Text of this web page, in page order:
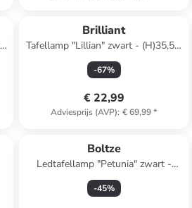
Brilliant
Tafellamp "Lillian" zwart - (H)35,5 x
Ø 20 cm
-67%
€ 22,99
Adviesprijs (AVP): € 69,99*
Boltze
Ledtafellamp "Petunia" zwart -
(H)26 cm
-45%